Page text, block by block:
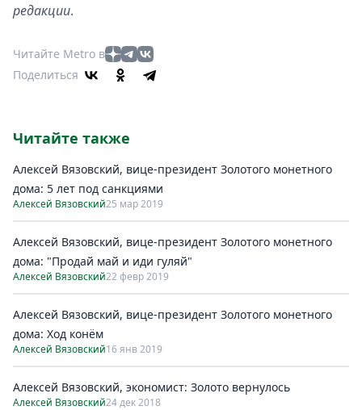
редакции.
Читайте Metro в
Поделиться
Читайте также
Алексей Вязовский, вице-президент Золотого монетного
дома: 5 лет под санкциями
Алексей Вязовский25 мар 2019
Алексей Вязовский, вице-президент Золотого монетного
дома: "Продай май и иди гуляй"
Алексей Вязовский22 февр 2019
Алексей Вязовский, вице-президент Золотого монетного
дома: Ход конём
Алексей Вязовский16 янв 2019
Алексей Вязовский, экономист: Золото вернулось
Алексей Вязовский24 дек 2018